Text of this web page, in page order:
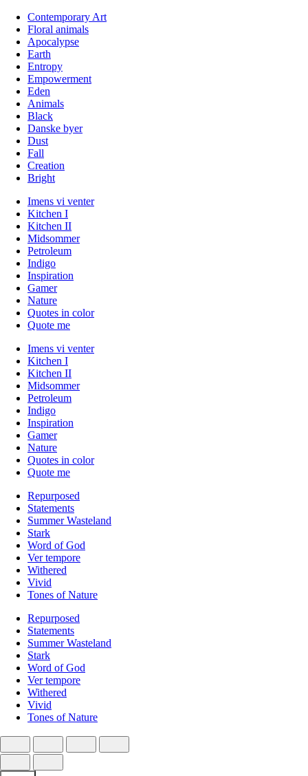
Contemporary Art
Floral animals
Apocalypse
Earth
Entropy
Empowerment
Eden
Animals
Black
Danske byer
Dust
Fall
Creation
Bright
Imens vi venter
Kitchen I
Kitchen II
Midsommer
Petroleum
Indigo
Inspiration
Gamer
Nature
Quotes in color
Quote me
Imens vi venter
Kitchen I
Kitchen II
Midsommer
Petroleum
Indigo
Inspiration
Gamer
Nature
Quotes in color
Quote me
Repurposed
Statements
Summer Wasteland
Stark
Word of God
Ver tempore
Withered
Vivid
Tones of Nature
Repurposed
Statements
Summer Wasteland
Stark
Word of God
Ver tempore
Withered
Vivid
Tones of Nature